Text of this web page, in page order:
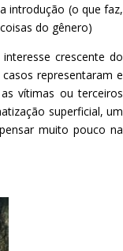
introdução (o que faz,
do gênero)
crescente do
representaram e
vítimas ou terceiros
superficial, um
muito pouco na